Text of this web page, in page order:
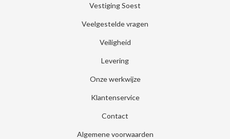
Vestiging Soest
Veelgestelde vragen
Veiligheid
Levering
Onze werkwijze
Klantenservice
Contact
Algemene voorwaarden